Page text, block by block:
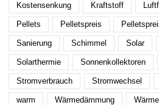
Kostensenkung Kraftstoff
Pellets Pelletspreis
Sanierung Schimmel Solar
Solarthermie Sonnenkollektoren
Stromverbrauch Stromwechsel
warm Wärmedämmung